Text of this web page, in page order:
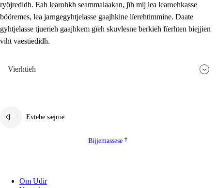
ryöjredidh. Eah learohkh seammalaakan, jïh mij lea learoehkasse
bööremes, lea jarngegyhtjelasse gaajhkine lïerehtimmine. Daate
gyhtjelasse tjuerieh gaajhkem gïeh skuvlesne berkieh fïerhten biejjien
viht vaestiedidh.
Vierhtieh
Evtebe sæjroe
Bijjemassese
Om Udir